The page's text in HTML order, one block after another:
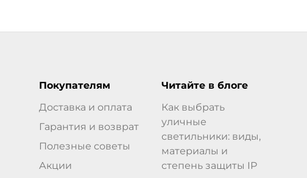
Покупателям
Доставка и оплата
Гарантия и возврат
Полезные советы
Акции
Читайте в блоге
Как выбрать
уличные
светильники: виды,
материалы и
степень защиты IP